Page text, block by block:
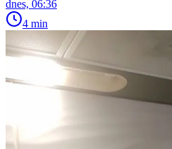
dnes, 06:36
4 min